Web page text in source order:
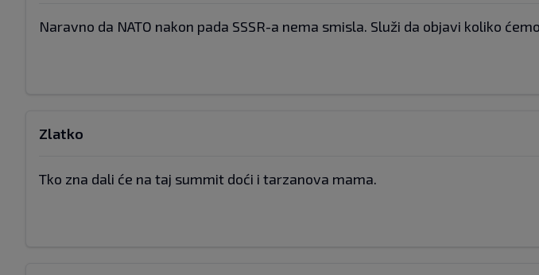
Naravno da NATO nakon pada SSSR-a nema smisla. Služi da objavi koliko
Zlatko
Tko zna dali će na taj summit doći i tarzanova mama.